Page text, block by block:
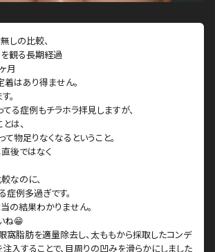
しの比較、
観る長期経過
月
はあり得ません。
。
る症例もチラホラ拝見しますが、
は、
物足りなくなるということ。
後ではなく
なのに、
症例多過ぎです。
の結果わかりません。
ね😁
窩脂肪を適量除去し、太ももから採取したコンデ
注入することで、目周りの凹みを滑らかにしました